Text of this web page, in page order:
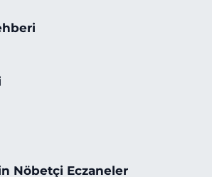
Nöbetçi Eczaneler